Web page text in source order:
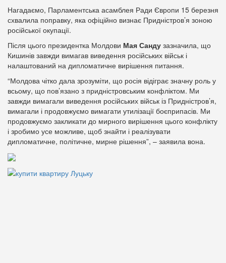
Нагадаємо, Парламентська асамблея Ради Європи 15 березня
схвалила поправку, яка офіційно визнає Придністров’я зоною
російської окупації.
Після цього президентка Молдови Мая Санду зазначила, що
Кишинів завжди вимагав виведення російських військ і
налаштований на дипломатичне вирішення питання.
“Молдова чітко дала зрозуміти, що росія відіграє значну роль у
всьому, що пов’язано з придністровським конфліктом. Ми
завжди вимагали виведення російських військ із Придністров’я,
вимагали і продовжуємо вимагати утилізації боєприпасів. Ми
продовжуємо закликати до мирного вирішення цього конфлікту
і зробимо усе можливе, щоб знайти і реалізувати
дипломатичне, політичне, мирне рішення”, – заявила вона.